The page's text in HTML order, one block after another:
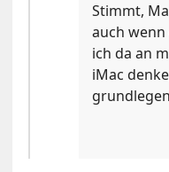
Stimmt,
auch
ich da an
iMac